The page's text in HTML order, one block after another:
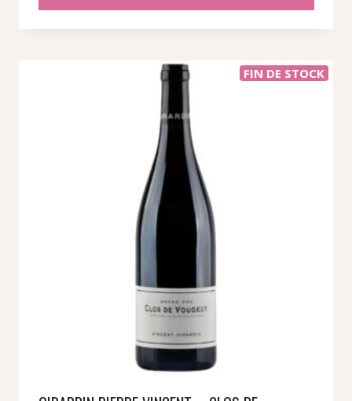
276,99 €. 086,36 €.
FIN DE STOCK